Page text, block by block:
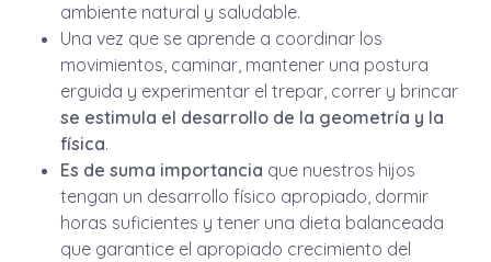
ambiente natural y saludable.
Una vez que se aprende a coordinar los
movimientos, caminar, mantener una postura
erguida y experimentar el trepar, correr y brincar
se estimula el desarrollo de la geometría y la
física.
Es de suma importancia que nuestros hijos
tengan un desarrollo físico apropiado, dormir
horas suficientes y tener una dieta balanceada
que garantice el apropiado crecimiento del